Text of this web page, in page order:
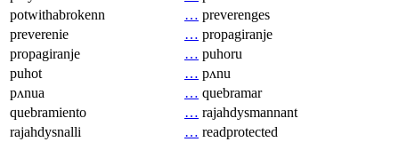
potwithabrokenn
… preverenges
preverenie
… propagiranje
propagiranje
… puhoru
puhot
… pʌnu
pʌnua
… quebramar
quebramiento
… rajahdysmannant
rajahdysnalli
… readprotected